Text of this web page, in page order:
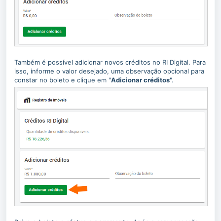
Também é possível adicionar novos créditos no RI Digital. Para
isso, informe o valor desejado, uma observação opcional para
constar no boleto e clique em "Adicionar créditos".